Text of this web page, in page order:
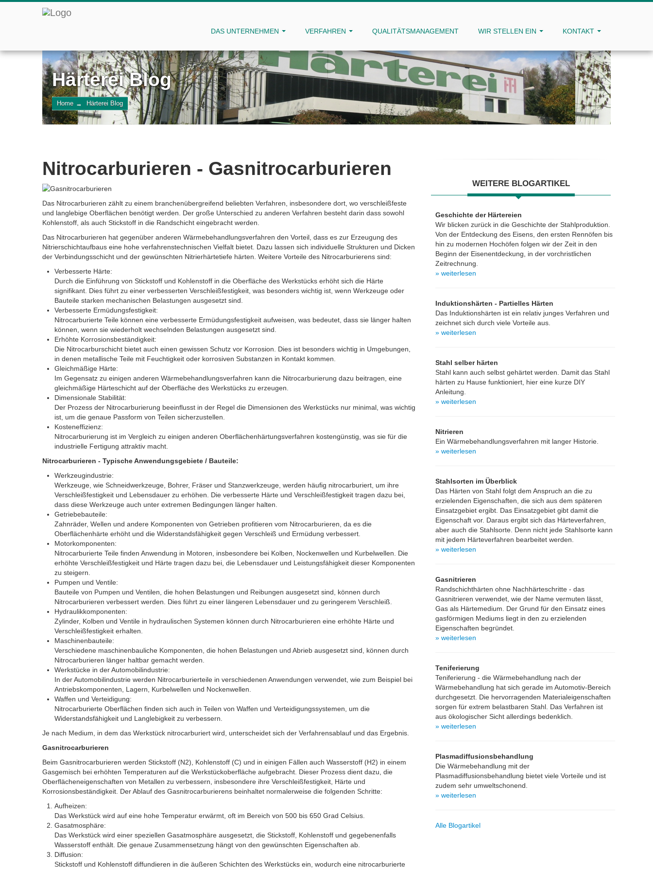
DAS UNTERNEHMEN VERFAHREN QUALITÄTSMANAGEMENT WIR STELLEN EIN KONTAKT
Härterei Blog
Home → Härterei Blog
Nitrocarburieren - Gasnitrocarburieren
Das Nitrocarburieren zählt zu einem branchenübergreifend beliebten Verfahren, insbesondere dort, wo verschleißfeste
und langlebige Oberflächen benötigt werden. Der große Unterschied zu anderen Verfahren besteht darin dass sowohl
Kohlenstoff, als auch Stickstoff in die Randschicht eingebracht werden.
Das Nitrocarburieren hat gegenüber anderen Wärmebehandlungsverfahren den Vorteil, dass es zur Erzeugung des
Nitrierschichtaufbaus eine hohe verfahrenstechnischen Vielfalt bietet. Dazu lassen sich individuelle Strukturen und Dicken
der Verbindungsschicht und der gewünschten Nitrierhärtetiefe härten. Weitere Vorteile des Nitrocarburierens sind:
Verbesserte Härte:
Durch die Einführung von Stickstoff und Kohlenstoff in die Oberfläche des Werkstücks erhöht sich die Härte
signifikant. Dies führt zu einer verbesserten Verschleißfestigkeit, was besonders wichtig ist, wenn Werkzeuge oder
Bauteile starken mechanischen Belastungen ausgesetzt sind.
Verbesserte Ermüdungsfestigkeit:
Nitrocarburierte Teile können eine verbesserte Ermüdungsfestigkeit aufweisen, was bedeutet, dass sie länger halten
können, wenn sie wiederholt wechselnden Belastungen ausgesetzt sind.
Erhöhte Korrosionsbeständigkeit:
Die Nitrocarburschicht bietet auch einen gewissen Schutz vor Korrosion. Dies ist besonders wichtig in Umgebungen,
in denen metallische Teile mit Feuchtigkeit oder korrosiven Substanzen in Kontakt kommen.
Gleichmäßige Härte:
Im Gegensatz zu einigen anderen Wärmebehandlungsverfahren kann die Nitrocarburierung dazu beitragen, eine
gleichmäßige Härteschicht auf der Oberfläche des Werkstücks zu erzeugen.
Dimensionale Stabilität:
Der Prozess der Nitrocarburierung beeinflusst in der Regel die Dimensionen des Werkstücks nur minimal, was wichtig
ist, um die genaue Passform von Teilen sicherzustellen.
Kosteneffizienz:
Nitrocarburierung ist im Vergleich zu einigen anderen Oberflächenhärtungsverfahren kostengünstig, was sie für die
industrielle Fertigung attraktiv macht.
Nitrocarburieren - Typische Anwendungsgebiete / Bauteile:
Werkzeugindustrie:
Werkzeuge, wie Schneidwerkzeuge, Bohrer, Fräser und Stanzwerkzeuge, werden häufig nitrocarburiert, um ihre
Verschleißfestigkeit und Lebensdauer zu erhöhen. Die verbesserte Härte und Verschleißfestigkeit tragen dazu bei,
dass diese Werkzeuge auch unter extremen Bedingungen länger halten.
Getriebebauteile:
Zahnräder, Wellen und andere Komponenten von Getrieben profitieren vom Nitrocarburieren, da es die
Oberflächenhärte erhöht und die Widerstandsfähigkeit gegen Verschleiß und Ermüdung verbessert.
Motorkomponenten:
Nitrocarburierte Teile finden Anwendung in Motoren, insbesondere bei Kolben, Nockenwellen und Kurbelwellen. Die
erhöhte Verschleißfestigkeit und Härte tragen dazu bei, die Lebensdauer und Leistungsfähigkeit dieser Komponenten
zu steigern.
Pumpen und Ventile:
Bauteile von Pumpen und Ventilen, die hohen Belastungen und Reibungen ausgesetzt sind, können durch
Nitrocarburieren verbessert werden. Dies führt zu einer längeren Lebensdauer und zu geringerem Verschleiß.
Hydraulikkomponenten:
Zylinder, Kolben und Ventile in hydraulischen Systemen können durch Nitrocarburieren eine erhöhte Härte und
Verschleißfestigkeit erhalten.
Maschinenbauteile:
Verschiedene maschinenbauliche Komponenten, die hohen Belastungen und Abrieb ausgesetzt sind, können durch
Nitrocarburieren länger haltbar gemacht werden.
Werkstücke in der Automobilindustrie:
In der Automobilindustrie werden Nitrocarburierteile in verschiedenen Anwendungen verwendet, wie zum Beispiel bei
Antriebskomponenten, Lagern, Kurbelwellen und Nockenwellen.
Waffen und Verteidigung:
Nitrocarburierte Oberflächen finden sich auch in Teilen von Waffen und Verteidigungssystemen, um die
Widerstandsfähigkeit und Langlebigkeit zu verbessern.
Je nach Medium, in dem das Werkstück nitrocarburiert wird, unterscheidet sich der Verfahrensablauf und das Ergebnis.
Gasnitrocarburieren
Beim Gasnitrocarburieren werden Stickstoff (N2), Kohlenstoff (C) und in einigen Fällen auch Wasserstoff (H2) in einem
Gasgemisch bei erhöhten Temperaturen auf die Werkstückoberfläche aufgebracht. Dieser Prozess dient dazu, die
Oberflächeneigenschaften von Metallen zu verbessern, insbesondere ihre Verschleißfestigkeit, Härte und
Korrosionsbeständigkeit. Der Ablauf des Gasnitrocarburierens beinhaltet normalerweise die folgenden Schritte:
Aufheizen:
Das Werkstück wird auf eine hohe Temperatur erwärmt, oft im Bereich von 500 bis 650 Grad Celsius.
Gasatmosphäre:
Das Werkstück wird einer speziellen Gasatmosphäre ausgesetzt, die Stickstoff, Kohlenstoff und gegebenenfalls
Wasserstoff enthält. Die genaue Zusammensetzung hängt von den gewünschten Eigenschaften ab.
Diffusion:
Stickstoff und Kohlenstoff diffundieren in die äußeren Schichten des Werkstücks ein, wodurch eine nitrocarburierte
WEITERE BLOGARTIKEL
Geschichte der Härtereien
Wir blicken zurück in die Geschichte der Stahlproduktion.
Von der Entdeckung des Eisens, den ersten Rennöfen bis
hin zu modernen Hochöfen folgen wir der Zeit in den
Beginn der Eisenentdeckung, in der vorchristlichen
Zeitrechnung.
» weiterlesen
Induktionshärten - Partielles Härten
Das Induktionshärten ist ein relativ junges Verfahren und
zeichnet sich durch viele Vorteile aus.
» weiterlesen
Stahl selber härten
Stahl kann auch selbst gehärtet werden. Damit das Stahl
härten zu Hause funktioniert, hier eine kurze DIY
Anleitung.
» weiterlesen
Nitrieren
Ein Wärmebehandlungsverfahren mit langer Historie.
» weiterlesen
Stahlsorten im Überblick
Das Härten von Stahl folgt dem Anspruch an die zu
erzielenden Eigenschaften, die sich aus dem späteren
Einsatzgebiet ergibt. Das Einsatzgebiet gibt damit die
Eigenschaft vor. Daraus ergibt sich das Härteverfahren,
aber auch die Stahlsorte. Denn nicht jede Stahlsorte kann
mit jedem Härteverfahren bearbeitet werden.
» weiterlesen
Gasnitrieren
Randschichthärten ohne Nachhärteschritte - das
Gasnitrieren verwendet, wie der Name vermuten lässt,
Gas als Härtemedium. Der Grund für den Einsatz eines
gasförmigen Mediums liegt in den zu erzielenden
Eigenschaften begründet.
» weiterlesen
Teniferierung
Teniferierung - die Wärmebehandlung nach der
Wärmebehandlung hat sich gerade im Automotiv-Bereich
durchgesetzt. Die hervorragenden Materialeigenschaften
sorgen für extrem belastbaren Stahl. Das Verfahren ist
aus ökologischer Sicht allerdings bedenklich.
» weiterlesen
Plasmadiffusionsbehandlung
Die Wärmebehandlung mit der
Plasmadiffusionsbehandlung bietet viele Vorteile und ist
zudem sehr umweltschonend.
» weiterlesen
Alle Blogartikel